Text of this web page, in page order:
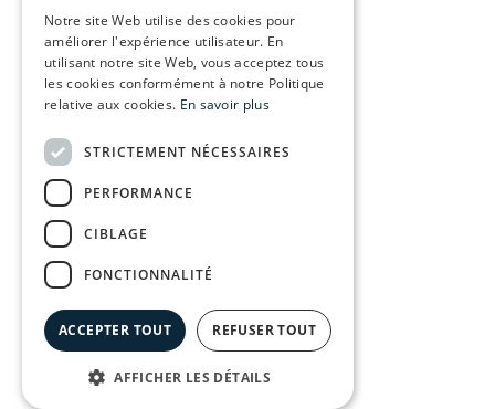
Contact
Politique de confidentialité
Accueil
Propriétés
À propos
Immobilier
Taxi
en
fr
DUTCH
Notre site Web utilise des cookies pour
améliorer l'expérience utilisateur. En
utilisant notre site Web, vous acceptez tous
les cookies conformément à notre Politique
relative aux cookies. En savoir plus
STRICTEMENT NÉCESSAIRES
PERFORMANCE
CIBLAGE
FONCTIONNALITÉ
ACCEPTER TOUT REFUSER TOUT
AFFICHER LES DÉTAILS